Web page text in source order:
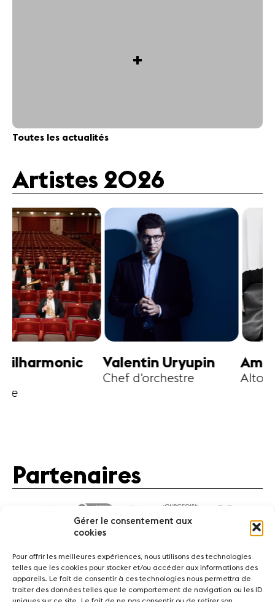
Gérer le consentement aux
cookies
Pour offrir les meilleures expériences, nous utilisons des technologies
telles que les cookies pour stocker et/ou accéder aux informations des
appareils. Le fait de consentir à ces technologies nous permettra de
traiter des données telles que le comportement de navigation ou les ID
+
Toutes les actualités
Artistes 2026
Valentin Uryupin
Chef d'orchestre
Amihai
Partenaires
ActualitésConcerts Bénévoles Médiation